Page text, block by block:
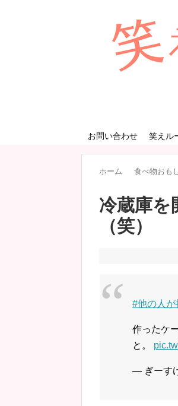
お問い合わせ 笑えル
ホーム 食べ物おも
冷蔵庫を
（笑）
#他の人
作ったケ
と。
— ぎーす